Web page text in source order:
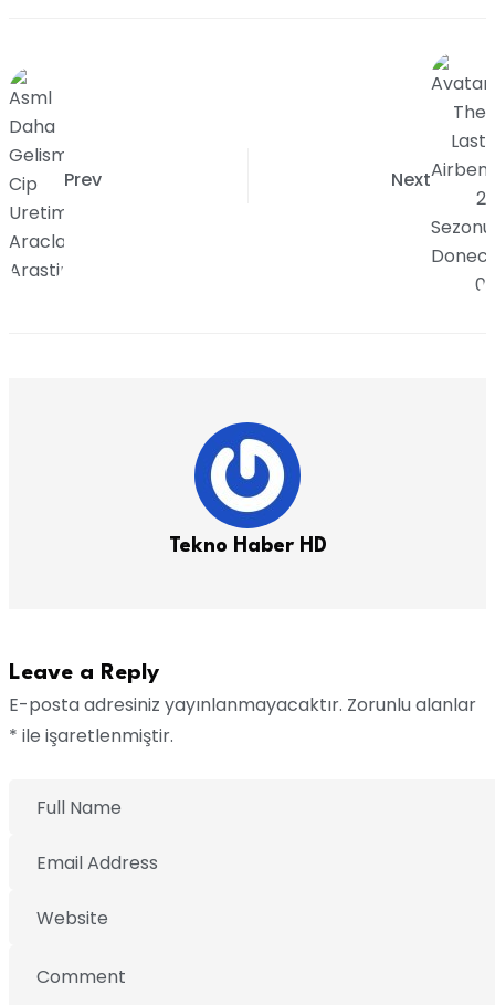
Prev Next
Tekno Haber HD
Leave a Reply
E-posta adresiniz yayınlanmayacaktır. Zorunlu alanlar
* ile işaretlenmiştir.